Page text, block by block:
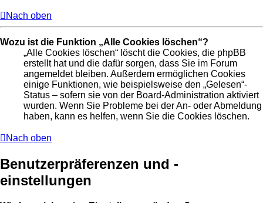
Nach oben
Wozu ist die Funktion „Alle Cookies löschen“?
„Alle Cookies löschen“ löscht die Cookies, die phpBB
erstellt hat und die dafür sorgen, dass Sie im Forum
angemeldet bleiben. Außerdem ermöglichen Cookies
einige Funktionen, wie beispielsweise den „Gelesen“-
Status – sofern sie von der Board-Administration aktiviert
wurden. Wenn Sie Probleme bei der An- oder Abmeldung
haben, kann es helfen, wenn Sie die Cookies löschen.
Nach oben
Benutzerpräferenzen und -
einstellungen